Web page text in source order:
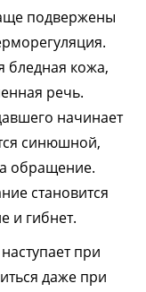
подвержены
бледная кожа,
речь.
начинает
синюшной,
обращение.
становится
и гибнет.
при
даже при